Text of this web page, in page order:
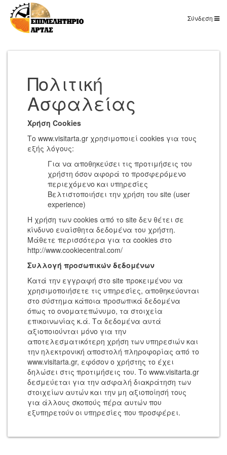
Σύνδεση
Πολιτική
Ασφαλείας
Χρήση Cookies
Το www.visitarta.gr χρησιμοποιεί cookies για τους
εξής λόγους:
Για να αποθηκεύσει τις προτιμήσεις του
χρήστη όσον αφορά το προσφερόμενο
περιεχόμενο και υπηρεσίες
Βελτιστοποιήσει την χρήση του site (user
experience)
Η χρήση των cookies από το site δεν θέτει σε
κίνδυνο ευαίσθητα δεδομένα του χρήστη.
Μάθετε περισσότερα για τα cookies στο
http://www.cookiecentral.com/
Συλλογή προσωπικών δεδομένων
Κατά την εγγραφή στο site προκειμένου να
χρησιμοποιήσετε τις υπηρεσίες, αποθηκεύονται
στο σύστημα κάποια προσωπικά δεδομένα
όπως το ονοματεπώνυμο, τα στοιχεία
επικοινωνίας κ.ά. Τα δεδομένα αυτά
αξιοποιούνται μόνο για την
αποτελεσματικότερη χρήση των υπηρεσιών και
την ηλεκτρονική αποστολή πληροφορίας από το
www.visitarta.gr, εφόσον ο χρήστης το έχει
δηλώσει στις προτιμήσεις του. Το www.visitarta.gr
δεσμεύεται για την ασφαλή διακράτηση των
στοιχείων αυτών και την μη αξιοποίησή τους
για άλλους σκοπούς πέρα αυτών που
εξυπηρετούν οι υπηρεσίες που προσφέρει.